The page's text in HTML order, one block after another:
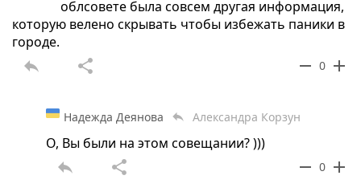
облсовете была совсем другая информация,
которую велено скрывать чтобы избежать паники в
городе.
reply share remove 0 add
Надежда Деянова reply Александра Корзун
О, Вы были на этом совещании? )))
reply share remove 0 add